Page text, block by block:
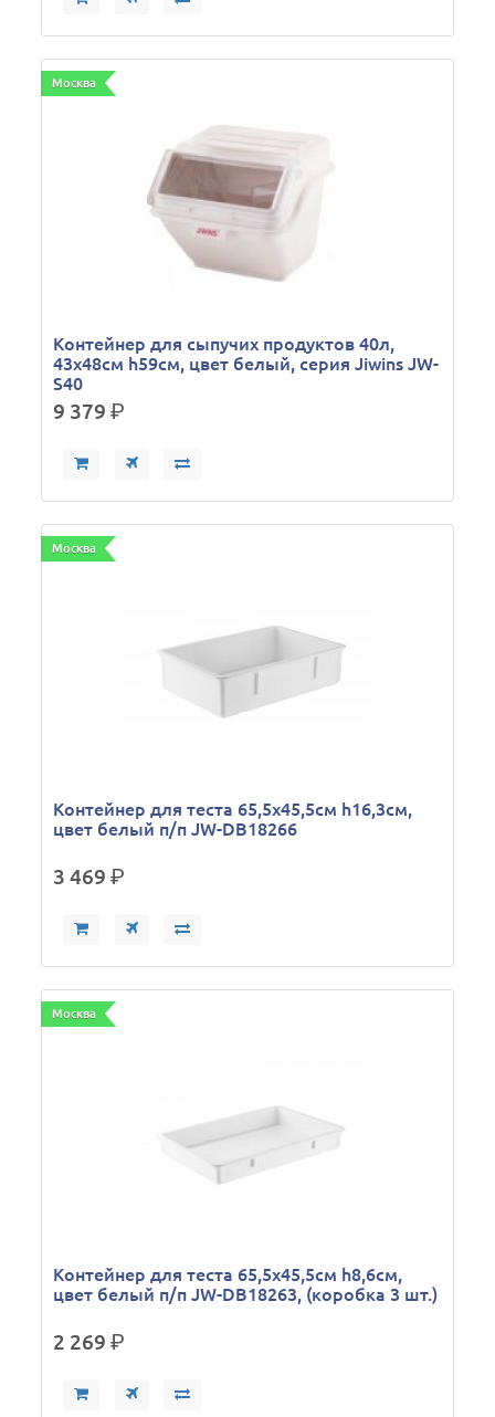
Москва
Контейнер для сыпучих продуктов 40л,
43х48см h59см, цвет белый, серия Jiwins JW-
S40
9 379р.
Москва
Контейнер для теста 65,5х45,5см h16,3см,
цвет белый п/п JW-DB18266
3 469р.
Москва
Контейнер для теста 65,5х45,5см h8,6см,
цвет белый п/п JW-DB18263, (коробка 3 шт.)
2 269р.